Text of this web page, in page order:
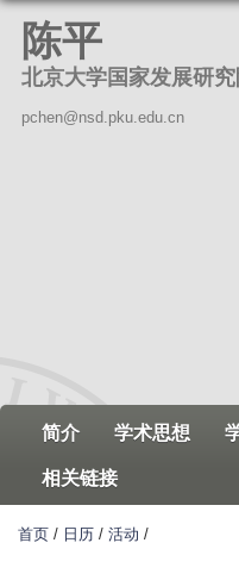
陈平
北京大学国家发展研
pchen@nsd.pku.edu.cn
简介 学术思想
相关链接
首页 / 日历 / 活动 /